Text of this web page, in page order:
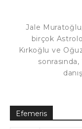
Jale
birçok
Kırkoğlu ve
Efemeris